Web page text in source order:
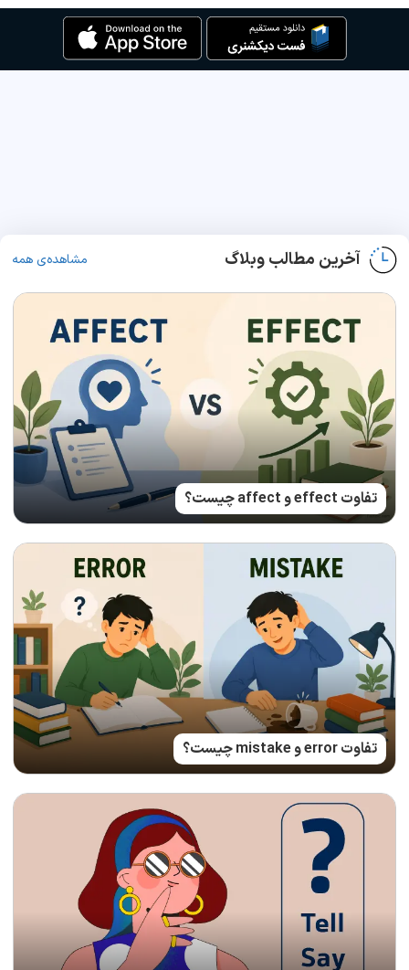
آخرین مطالب وبلاگ مشاهده‌ی همه
تفاوت effect و affect چیست؟
تفاوت error و mistake چیست؟